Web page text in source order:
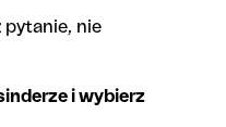
pytanie, nie
i wybierz